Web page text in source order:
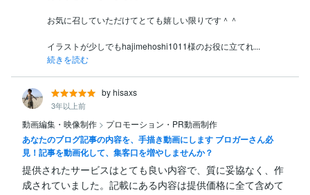
お気に召していただけてとても嬉しい限りです＾＾
イラストが少しでもhajimehoshi1011様のお役に立てれ...
続きを読む
by hisaxs
3年以上前
動画編集・映像制作 > プロモーション・PR動画制作
あなたのブログ記事の内容を、手描き動画にします ブロガーさん必
見！記事を動画化して、集客口を増やしませんか？
提供されたサービスはとても良い内容で、質に妥協なく、作
成されていました。記載にある内容は提供価格に全て含めて